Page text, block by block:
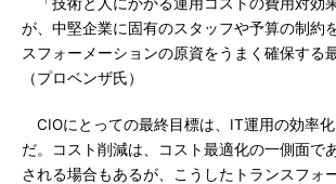
が、中堅企業に固有のスタッフや予算の制約
スフォーメーションの原資をうまく確保する
（プロベンザ氏）
CIOにとっての最終目標は、IT運用の効率
だ。コスト削減は、コスト最適化の一側面で
される場合もあるが、こうしたトランスフォ